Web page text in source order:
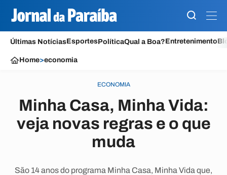
Últimas NotíciasEsportesPolíticaQual a Boa?Entretenimento
Home>economia
ECONOMIA
Minha Casa, Minha Vida:
veja novas regras e o que
muda
São 14 anos do programa Minha Casa, Minha Vida que,